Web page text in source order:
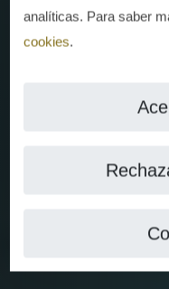
analíticas. Para saber
cookies.